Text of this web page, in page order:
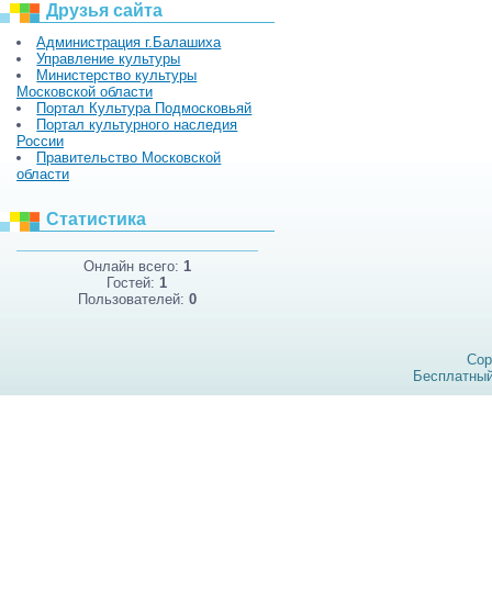
Друзья сайта
Администрация г.Балашиха
Управление культуры
Министерство культуры
Московской области
Портал Культура Подмосковьяй
Портал культурного наследия
России
Правительство Московской
области
Статистика
Онлайн всего: 1
Гостей:1
Пользователей: 0